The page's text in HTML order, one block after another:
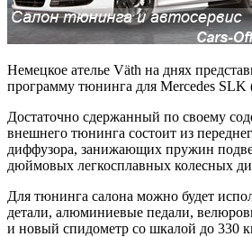
Немецкое ателье Väth на днях
программу тюнинга для Mercedes SLK
Достаточно сдержанный по своему
внешнего тюнинга состоит из
диффузора, занижающих пружин
дюймовых легкосплавных колесных
Для тюнинга салона можно будет
детали, алюминиевые педали,
и новый спидометр со шкалой до 330